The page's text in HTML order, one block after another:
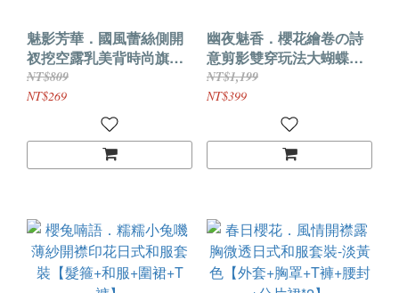
魅影芳華．國風蕾絲側開
衩挖空露乳美背時尚旗袍
【旗袍+T褲】
NT$809
NT$269
幽夜魅香．櫻花繪卷の詩
意剪影雙穿玩法大蝴蝶結
腰封和服【和服+腰封+T
褲】
NT$1,199
NT$399